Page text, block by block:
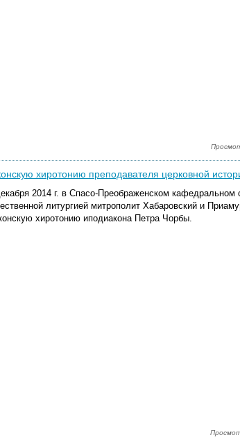
хиротонию преподавателя церковной
2014 г. в Спасо-Преображенском кафедральном
литургией митрополит Хабаровский и
хиротонию иподиакона Петра Чорбы.